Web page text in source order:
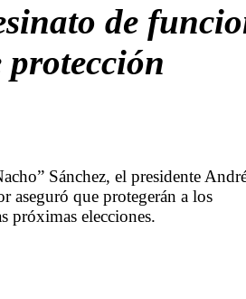
de
protección
Sánchez, el presidente
aseguró que protegerán a los
próximas elecciones.